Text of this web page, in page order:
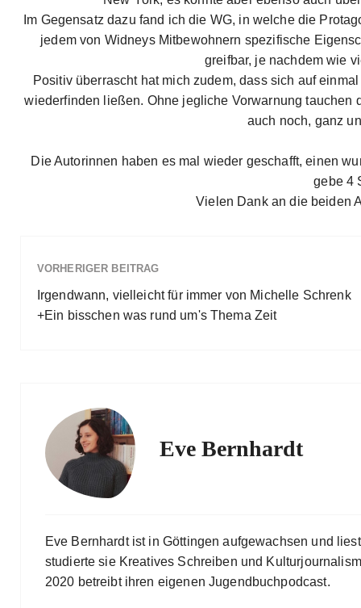
Im Gegensatz dazu fand ich die WG, in welche die
jedem von Widneys Mitbewohnern spezifische
greifbar, je nachdem wie
Positiv überrascht hat mich zudem, dass sich auf
wiederfinden ließen. Ohne jegliche Vorwarnung
auch noch, ganz
Die Autorinnen haben es mal wieder geschafft, einen
gebe 4
Vielen Dank an die beiden
VORHERIGER BEITRAG
Irgendwann, vielleicht für immer von Michelle Schrenk
+Ein bisschen was rund um's Thema Zeit
Eve Bernhardt
Eve Bernhardt ist in Göttingen aufgewachsen und
studierte sie Kreatives Schreiben und
2020 betreibt ihren eigenen Jugendbuchpodcast.